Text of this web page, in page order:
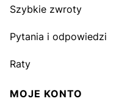
Szybkie zwroty
Pytania i odpowiedzi
Raty
MOJE KONTO